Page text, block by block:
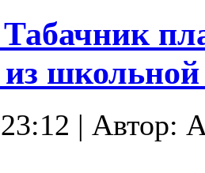
| Автор: